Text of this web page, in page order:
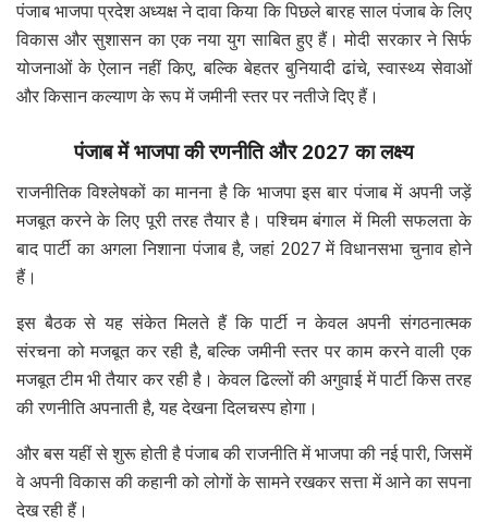
पंजाब भाजपा प्रदेश अध्यक्ष ने दावा किया कि पिछले बारह साल पंजाब के लिए
विकास और सुशासन का एक नया युग साबित हुए हैं। मोदी सरकार ने सिर्फ
योजनाओं के ऐलान नहीं किए, बल्कि बेहतर बुनियादी ढांचे, स्वास्थ्य सेवाओं
और किसान कल्याण के रूप में जमीनी स्तर पर नतीजे दिए हैं।
पंजाब में भाजपा की रणनीति और 2027 का लक्ष्य
राजनीतिक विश्लेषकों का मानना है कि भाजपा इस बार पंजाब में अपनी जड़ें
मजबूत करने के लिए पूरी तरह तैयार है। पश्चिम बंगाल में मिली सफलता के
बाद पार्टी का अगला निशाना पंजाब है, जहां 2027 में विधानसभा चुनाव होने
हैं।
इस बैठक से यह संकेत मिलते हैं कि पार्टी न केवल अपनी संगठनात्मक
संरचना को मजबूत कर रही है, बल्कि जमीनी स्तर पर काम करने वाली एक
मजबूत टीम भी तैयार कर रही है। केवल ढिल्लों की अगुवाई में पार्टी किस तरह
की रणनीति अपनाती है, यह देखना दिलचस्प होगा।
और बस यहीं से शुरू होती है पंजाब की राजनीति में भाजपा की नई पारी, जिसमें
वे अपनी विकास की कहानी को लोगों के सामने रखकर सत्ता में आने का सपना
देख रही हैं।